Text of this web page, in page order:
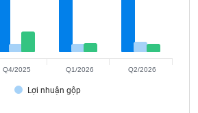
Lợi nhuận gộp
Q4/2025 Q1/2026 Q2/2026